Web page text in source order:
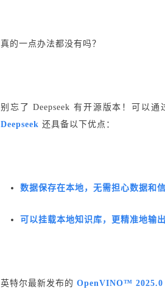
真的一点办法都没有吗？
别忘了 Deepseek 有开源版本！可以
Deepseek 还具备以下优点：
数据保存在本地，无需担心数据和
可以挂载本地知识库，更精准地输出
英特尔最新发布的 OpenVINO™ 2025.0